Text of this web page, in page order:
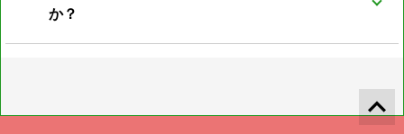
時、ナンバープレートの番号、住所、名義人のお名前
が必須となります。 上記の4点がわからない場合廃車
も買取は可能ですが、バイクとしてではなく部品扱い
か？
段が付けられないバイクや書類紛失したバイクのみ引
き上げ代、書類の再発行代が必要となります。
keyboard_arrow_up